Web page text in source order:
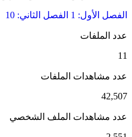
الفصل الأول: 1 الفصل الثاني: 10
عدد الملفات
11
عدد مشاهدات الملفات
42,507
عدد مشاهدات الملف الشخصي